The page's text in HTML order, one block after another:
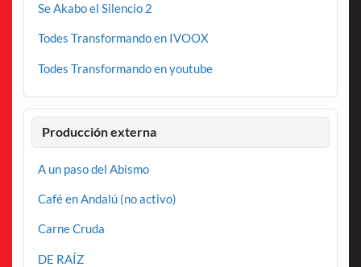
Se Akabo el Silencio 2
Todes Transformando en IVOOX
Todes Transformando en youtube
Producción externa
A un paso del Abismo
Café en Andalú (no activo)
Carne Cruda
DE RAÍZ